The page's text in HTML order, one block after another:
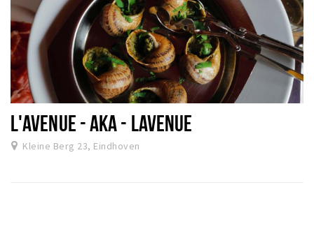
L'AVENUE - AKA - LAVENUE
Kleine Berg 23, Eindhoven